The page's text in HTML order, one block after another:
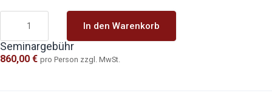
In den Warenkorb
Seminargebühr
860,00 € pro Person zzgl. MwSt.